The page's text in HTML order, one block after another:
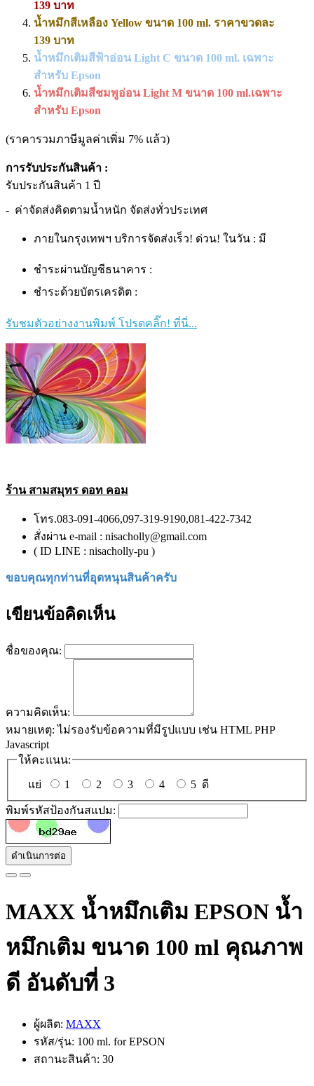
139 บาท
น้ำหมึกสีเหลือง Yellow ขนาด 100 ml. ราคาขวดละ
139 บาท
น้ำหมึกเติมสีฟ้าอ่อน Light C ขนาด 100 ml. เฉพาะ
สำหรับ Epson
น้ำหมึกเติมสีชมพูอ่อน Light M ขนาด 100 ml.เฉพาะ
สำหรับ Epson
(ราคารวมภาษีมูลค่าเพิ่ม 7% แล้ว)
การรับประกันสินค้า :
รับประกันสินค้า 1 ปี
- ค่าจัดส่งคิดตามน้ำหนัก จัดส่งทั่วประเทศ
ภายในกรุงเทพฯ บริการจัดส่งเร็ว! ด่วน! ในวัน : มี
ชำระผ่านบัญชีธนาคาร :
ชำระด้วยบัตรเครดิต :
รับชมตัวอย่างงานพิมพ์ โปรดคลิ๊ก! ที่นี่...
ร้าน สามสมุทร ดอท คอม
โทร.083-091-4066,097-319-9190,081-422-7342
สั่งผ่าน e-mail : nisacholly@gmail.com
( ID LINE : nisacholly-pu )
ขอบคุณทุกท่านที่อุดหนุนสินค้าครับ
เขียนข้อคิดเห็น
ชื่อของคุณ:
ความคิดเห็น:
หมายเหตุ: ไม่รองรับข้อความที่มีรูปแบบ เช่น HTML PHP
Javascript
ให้คะแนน:
แย่ 1 2 3 4 5 ดี
พิมพ์รหัสป้องกันสแปม:
ดำเนินการต่อ
MAXX น้ำหมึกเติม EPSON น้ำ
หมึกเติม ขนาด 100 ml คุณภาพ
ดี อันดับที่ 3
ผู้ผลิต: MAXX
รหัส/รุ่น: 100 ml. for EPSON
สถานะสินค้า: 30